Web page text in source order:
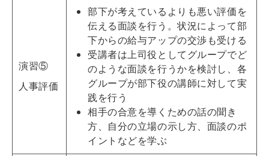
演習⑤
人事評価
部下が考えているよりも悪い評価を
伝える面談を行う。状況によって部
下からの給与アップの交渉も受ける
受講者は上司役としてグループでど
のような面談を行うかを検討し、各
グループが部下役の講師に対して実
践を行う
相手の合意を導くための話の聞き
方、自分の立場の示し方、面談のポ
イントなどを学ぶ